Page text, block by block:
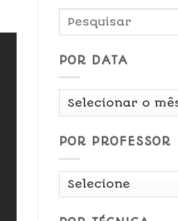
POR DATA
Por
POR PROFESSOR